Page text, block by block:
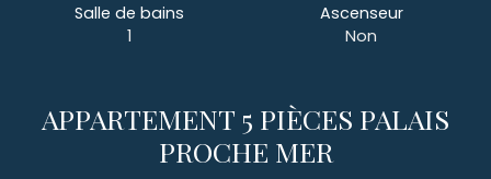
Salle de bains
1
Ascenseur
Non
APPARTEMENT 5 PIÈCES PALAIS
PROCHE MER